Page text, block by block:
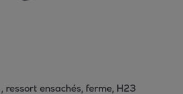
ressort ensachés, ferme, H23